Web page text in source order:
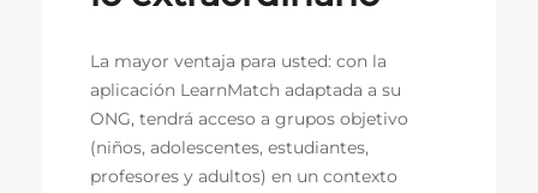
La mayor ventaja para usted: con la
aplicación LearnMatch adaptada a su
ONG, tendrá acceso a grupos objetivo
(niños, adolescentes, estudiantes,
profesores y adultos) en un contexto